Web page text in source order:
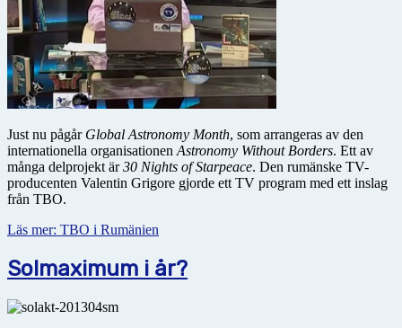
Just nu pågår Global Astronomy Month, som arrangeras av den
internationella organisationen Astronomy Without Borders. Ett av
många delprojekt är30 Nights of Starpeace. Den rumänske TV-
producenten Valentin Grigore gjorde ett TV program med ett inslag
från TBO.
Läs mer: TBO i Rumänien
Solmaximum i år?